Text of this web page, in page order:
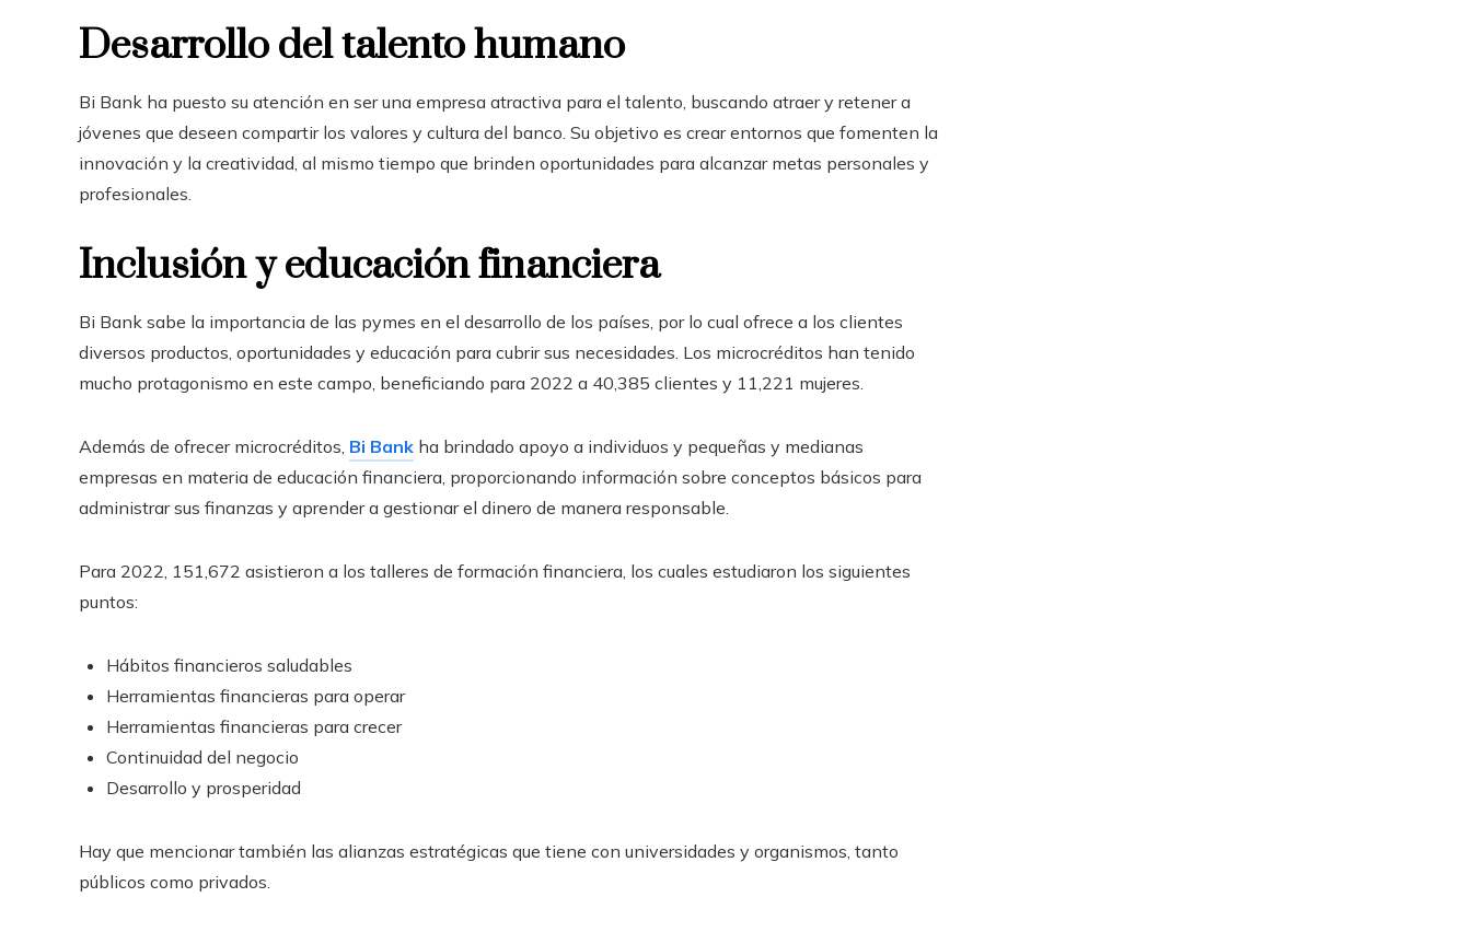
Desarrollo del talento humano
Bi Bank ha puesto su atención en ser una empresa atractiva para el talento, buscando atraer y retener a
jóvenes que deseen compartir los valores y cultura del banco. Su objetivo es crear entornos que fomenten la
innovación y la creatividad, al mismo tiempo que brinden oportunidades para alcanzar metas personales y
profesionales.
Inclusión y educación financiera
Bi Bank sabe la importancia de las pymes en el desarrollo de los países, por lo cual ofrece a los clientes
diversos productos, oportunidades y educación para cubrir sus necesidades. Los microcréditos han tenido
mucho protagonismo en este campo, beneficiando para 2022 a 40,385 clientes y 11,221 mujeres.
Además de ofrecer microcréditos, Bi Bank ha brindado apoyo a individuos y pequeñas y medianas
empresas en materia de educación financiera, proporcionando información sobre conceptos básicos para
administrar sus finanzas y aprender a gestionar el dinero de manera responsable.
Para 2022, 151,672 asistieron a los talleres de formación financiera, los cuales estudiaron los siguientes
puntos:
Hábitos financieros saludables
Herramientas financieras para operar
Herramientas financieras para crecer
Continuidad del negocio
Desarrollo y prosperidad
Hay que mencionar también las alianzas estratégicas que tiene con universidades y organismos, tanto
públicos como privados.